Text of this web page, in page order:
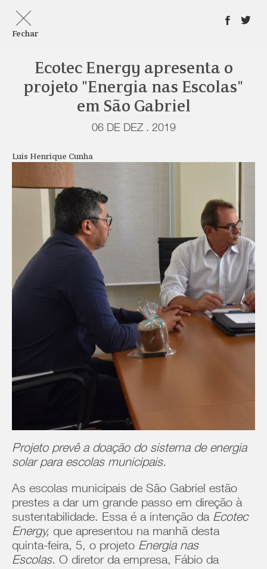
Fechar
Ecotec Energy apresenta o
projeto "Energia nas Escolas"
em São Gabriel
06 DE DEZ . 2019
Luis Henrique Cunha
Projeto prevê a doação do sistema de energia
solar para escolas municipais.
As escolas municipais de São Gabriel estão
prestes a dar um grande passo em direção à
sustentabilidade. Essa é a intenção da Ecotec
Energy, que apresentou na manhã desta
quinta-feira, 5, o projeto Energia nas
Escolas. O diretor da empresa, Fábio da